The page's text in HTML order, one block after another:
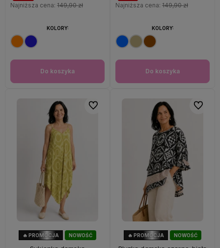
Najniższa cena: 149,90 zł
Do koszyka
KOLORY:
Najniższa cena: 149,90 zł
Do koszyka
KOLORY:
NOWOŚĆ
🔥 PROMOCJA
Do ulubionych
NOWOŚĆ
🔥 PROMOCJA
Do